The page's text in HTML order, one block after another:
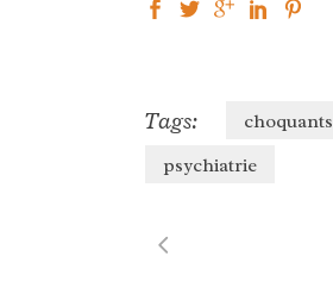
Tags: choquants
psychiatrie